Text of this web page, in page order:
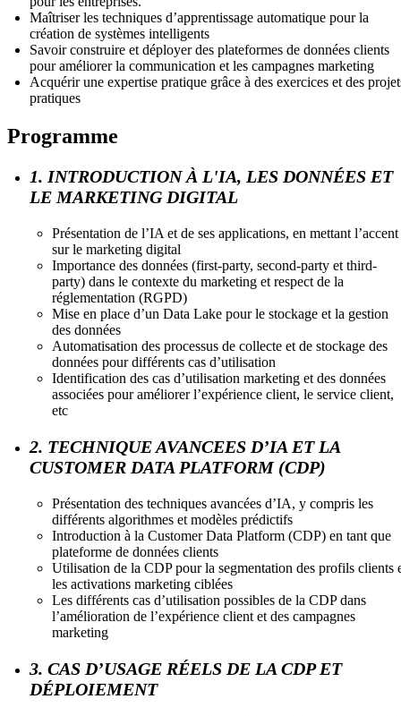
Maîtriser les techniques d’apprentissage automatique pour la
création de systèmes intelligents
Savoir construire et déployer des plateformes de données clients
pour améliorer la communication et les campagnes marketing
Acquérir une expertise pratique grâce à des exercices et des
pratiques
Programme
1. INTRODUCTION À L'IA, LES DONNÉES ET
LE MARKETING DIGITAL
Présentation de l’IA et de ses applications, en mettant l’accent
sur le marketing digital
Importance des données (first-party, second-party et third-
party) dans le contexte du marketing et respect de la
réglementation (RGPD)
Mise en place d’un Data Lake pour le stockage et la gestion
des données
Automatisation des processus de collecte et de stockage des
données pour différents cas d’utilisation
Identification des cas d’utilisation marketing et des données
associées pour améliorer l’expérience client, le service client,
etc
2. TECHNIQUE AVANCEES D’IA ET LA
CUSTOMER DATA PLATFORM (CDP)
Présentation des techniques avancées d’IA, y compris les
différents algorithmes et modèles prédictifs
Introduction à la Customer Data Platform (CDP) en tant que
plateforme de données clients
Utilisation de la CDP pour la segmentation des profils clients
les activations marketing ciblées
Les différents cas d’utilisation possibles de la CDP dans
l’amélioration de l’expérience client et des campagnes
marketing
3. CAS D’USAGE RÉELS DE LA CDP ET
DÉPLOIEMENT